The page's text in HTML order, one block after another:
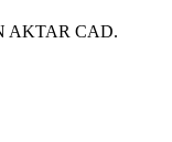
AKTAR CAD.